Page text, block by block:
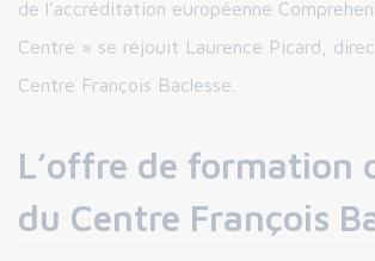
de l’accréditation européenne
Centre » se réjouit Laurence Picard,
Centre François Baclesse.
L’offre de formation
du Centre François